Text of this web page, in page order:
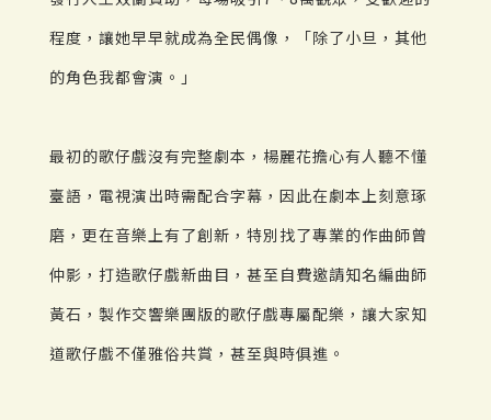
程度，讓她早早就成為全民偶像，「除了小旦，其他
的角色我都會演。」
最初的歌仔戲沒有完整劇本，楊麗花擔心有人聽不懂
臺語，電視演出時需配合字幕，因此在劇本上刻意琢
磨，更在音樂上有了創新，特別找了專業的作曲師曾
仲影，打造歌仔戲新曲目，甚至自費邀請知名編曲師
黃石，製作交響樂團版的歌仔戲專屬配樂，讓大家知
道歌仔戲不僅雅俗共賞，甚至與時俱進。